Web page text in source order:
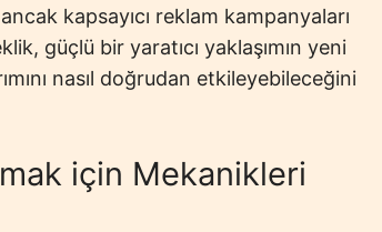
kapsayıcı reklam kampanyaları
güçlü bir yaratıcı yaklaşımın yeni
nasıl doğrudan etkileyebileceğini
için Mekanikleri